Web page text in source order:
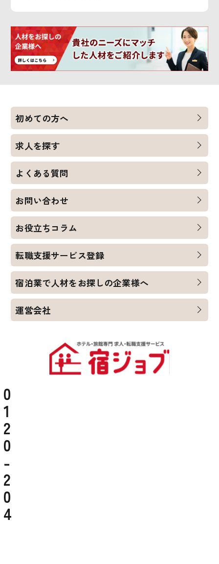
0
1
2
0
-
2
0
4
初めての方へ
求人を探す
よくある質問
お問い合わせ
お役立ちコラム
転職支援サービス登録
宿泊業で人材をお探しの企業様へ
運営会社